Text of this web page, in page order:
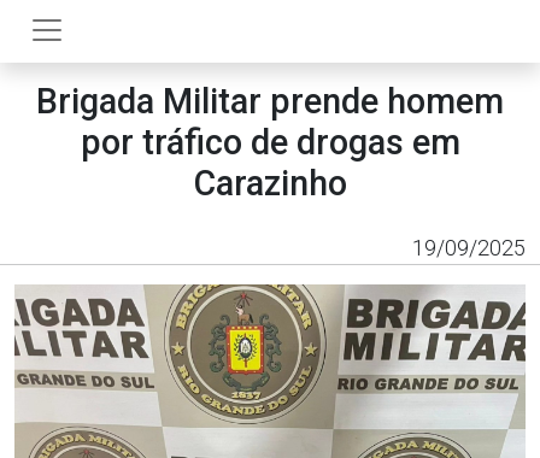
Brigada Militar prende homem
por tráfico de drogas em
Carazinho
19/09/2025